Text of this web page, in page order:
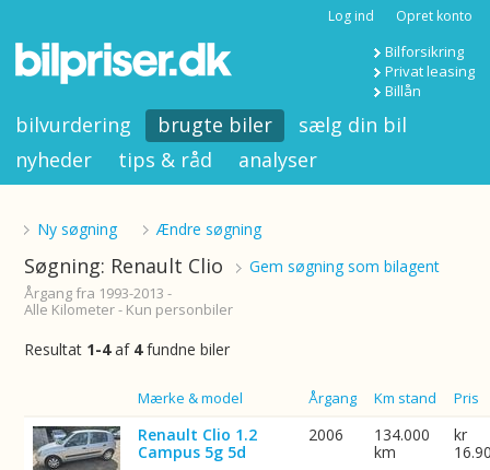
Log ind Opret konto
Bilforsikring
Privat leasing
Billån
bilvurdering brugte biler
sælg din bil
nyheder
tips & råd analyser
Ny søgning Ændre søgning
Søgning: Renault Clio Gem søgning som bilagent
Årgang fra 1993-2013 -
Alle Kilometer - Kun personbiler
Resultat 1-4af 4fundne biler
Mærke & model Årgang Km stand Pris
Renault Clio 1.2
Campus 5g 5d
2006
134.000
km
kr